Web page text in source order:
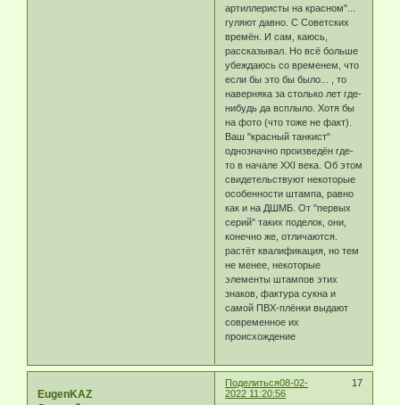
артиллеристы на красном"...
гуляют давно. С Советских
времён. И сам, каюсь,
рассказывал. Но всё больше
убеждаюсь со временем, что
если бы это бы было... , то
наверняка за столько лет где-
нибудь да всплыло. Хотя бы
на фото (что тоже не факт).
Ваш "красный танкист"
однозначно произведён где-
то в начале ХХI века. Об этом
свидетельствуют некоторые
особенности штампа, равно
как и на ДШМБ. От "первых
серий" таких поделок, они,
конечно же, отличаются.
растёт квалификация, но тем
не менее, некоторые
элементы штампов этих
знаков, фактура сукна и
самой ПВХ-плёнки выдают
современное их
происхождение
Поделиться 17
08-02-
2022 11:20:56
EugenKAZ